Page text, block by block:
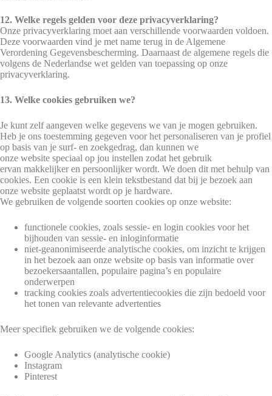
12. Welke regels gelden voor deze privacyverklaring?
Onze privacyverklaring moet aan verschillende voorwaarden voldoen.
Deze voorwaarden vind je met name terug in de Algemene
Verordening Gegevensbescherming. Daarnaast de algemene regels die
volgens de Nederlandse wet gelden van toepassing op onze
privacyverklaring.
13. Welke cookies gebruiken we?
Je kunt zelf aangeven welke gegevens we van je mogen gebruiken.
Heb je ons toestemming gegeven voor het personaliseren van je profiel
op basis van je surf- en zoekgedrag, dan kunnen we
onze website speciaal op jou instellen zodat het gebruik
ervan makkelijker en persoonlijker wordt. We doen dit met behulp van
cookies. Een cookie is een klein tekstbestand dat bij je bezoek aan
onze website geplaatst wordt op je hardware.
We gebruiken de volgende soorten cookies op onze website:
functionele cookies, zoals sessie- en login cookies voor het
bijhouden van sessie- en inloginformatie
niet-geanonimiseerde analytische cookies, om inzicht te krijgen
in het bezoek aan onze website op basis van informatie over
bezoekersaantallen, populaire pagina’s en populaire
onderwerpen
tracking cookies zoals advertentiecookies die zijn bedoeld voor
het tonen van relevante advertenties
Meer specifiek gebruiken we de volgende cookies:
Google Analytics (analytische cookie)
Instagram
Pinterest